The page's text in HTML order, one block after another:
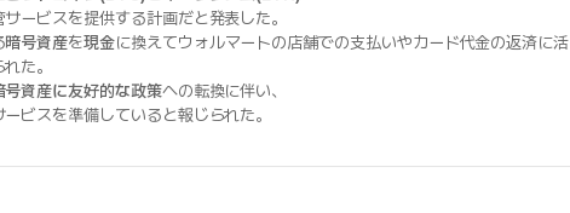
ービスを提供する計画だと発表した。
暗号資産を現金に換えてウォルマートの店舗での支払いやカード代金の返済に活
た。
号資産に友好的な政策への転換に伴い、
ビスを準備していると報じられた。